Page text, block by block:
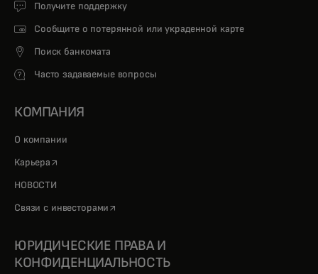
Получите поддержку
Сообщите о потерянной или украденной карте
Поиск банкомата
Часто задаваемые вопросы
КОМПАНИЯ
О компании
Карьера opens in a new tab
НОВОСТИ
Связи с инвесторами opens in a new tab
ЮРИДИЧЕСКИЕ ПРАВА И
КОНФИДЕНЦИАЛЬНОСТЬ